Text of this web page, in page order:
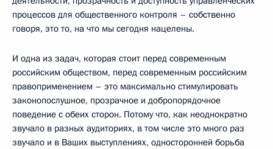
процессов для общественного контроля – собственно
говоря, это то, на что мы сегодня нацелены.
И одна из задач, которая стоит перед современным
российским обществом, перед современным российским
правоприменением – это максимально стимулировать
законопослушное, прозрачное и добропорядочное
поведение с обеих сторон. Потому что, как неоднократно
звучало в разных аудиториях, в том числе это много раз
звучало и в Ваших выступлениях, односторонней борьба